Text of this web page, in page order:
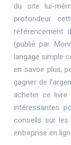
du site lui-
profondeur
(publié par
langage simple
en savoir plus,
gagner de
acheter ce
intéressantes
conseils sur
entreprise en